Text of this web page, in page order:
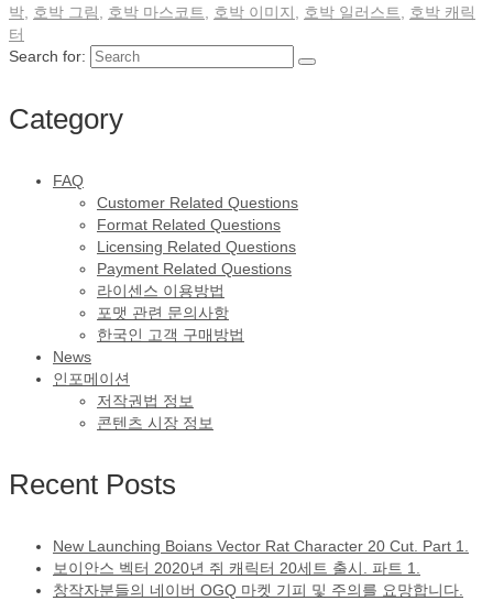
박 호박 그림 호박 마스코트 호박 이미지 호박 일러스트
호박 캐릭
터
Search for:
Category
FAQ
Customer Related Questions
Format Related Questions
Licensing Related Questions
Payment Related Questions
라이센스 이용방법
포맷 관련 문의사항
한국인 고객 구매방법
News
인포메이션
저작권법 정보
콘텐츠 시장 정보
Recent Posts
New Launching Boians Vector Rat Character 20 Cut. Part 1.
보이안스 벡터 2020년 쥐 캐릭터 20세트 출시. 파트 1.
창작자분들의 네이버 OGQ 마켓 기피 및 주의를 요망합니다.